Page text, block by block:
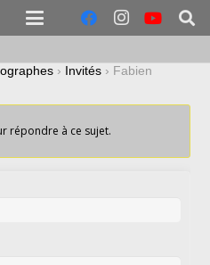
› Invités › Fabien
répondre à ce sujet.